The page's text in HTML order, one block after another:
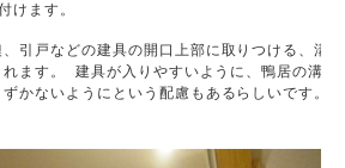
けます。
引戸などの建具の開口上部に取りつける、溝
れます。 建具が入りやすいように、鴨居の溝
かないようにという配慮もあるらしいです。